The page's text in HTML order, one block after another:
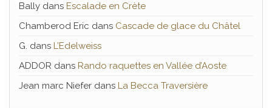
Bally dans Escalade en Crète
Chamberod Eric dans Cascade de glace du Châtel
G. dans L’Edelweiss
ADDOR dans Rando raquettes en Vallée d’Aoste
Jean marc Niefer dans La Becca Traversière